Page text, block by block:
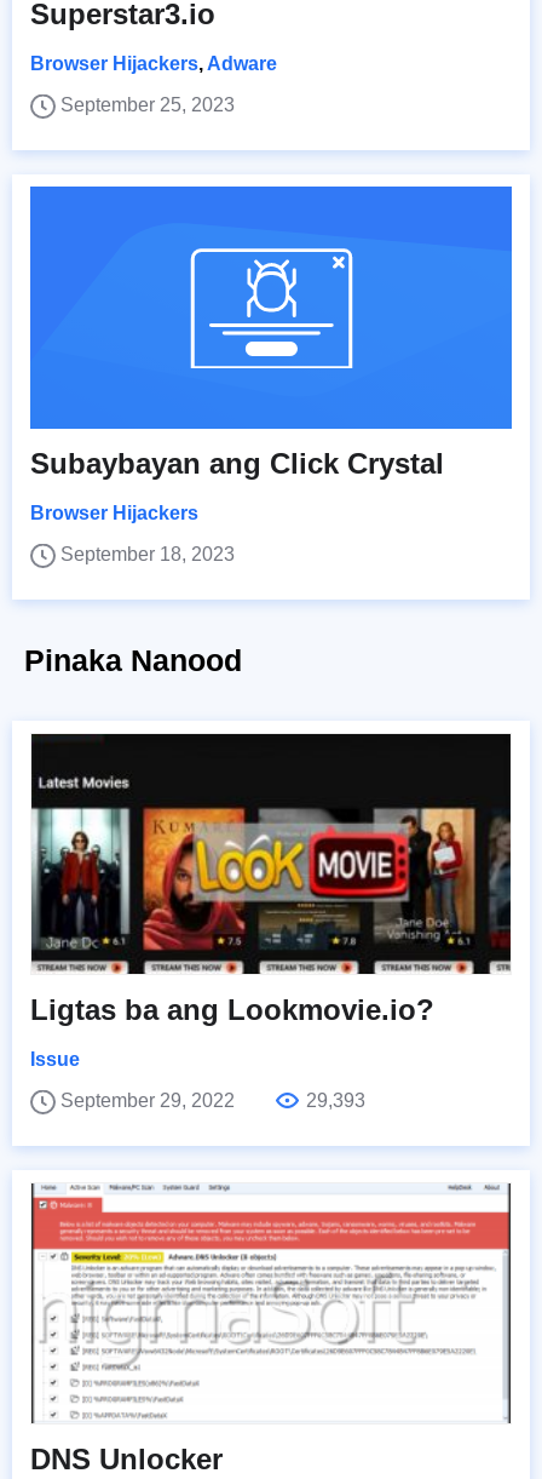
Superstar3.io
Browser Hijackers, Adware
September 25, 2023
Subaybayan ang Click Crystal
Browser Hijackers
September 18, 2023
Pinaka Nanood
Ligtas ba ang Lookmovie.io?
Issue
September 29, 2022
29,393
DNS Unlocker